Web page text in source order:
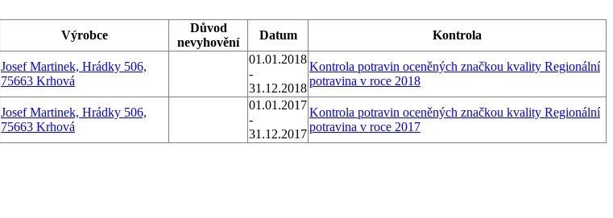
Výrobce
Důvod
nevyhovění
Datum Kontrola
Josef Martinek, Hrádky 506,
75663 Krhová
01.01.2018
-
31.12.2018
Kontrola potravin oceněných značkou kvality Regionální
potravina v roce 2018
Josef Martinek, Hrádky 506,
75663 Krhová
01.01.2017
-
31.12.2017
Kontrola potravin oceněných značkou kvality Regionální
potravina v roce 2017